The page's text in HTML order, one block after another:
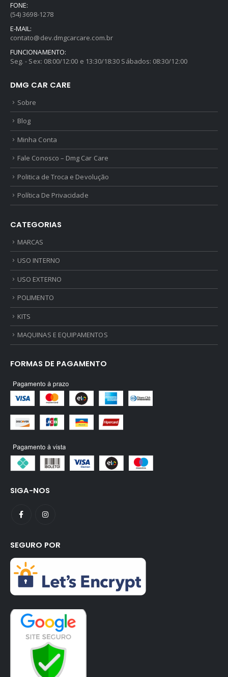
FONE:
(54) 3698-1278
E-MAIL:
contato@dev.dmgcarcare.com.br
FUNCIONAMENTO:
Seg. - Sex: 08:00/12:00 e 13:30/18:30 Sábados: 08:30/12:00
DMG CAR CARE
Sobre
Blog
Minha Conta
Fale Conosco – Dmg Car Care
Politica de Troca e Devolução
Política De Privacidade
CATEGORIAS
MARCAS
USO INTERNO
USO EXTERNO
POLIMENTO
KITS
MAQUINAS E EQUIPAMENTOS
FORMAS DE PAGAMENTO
SIGA-NOS
SEGURO POR